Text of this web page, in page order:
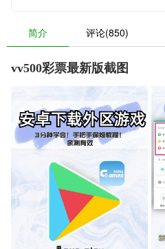
简介 评论(850)
vv500彩票最新版截图